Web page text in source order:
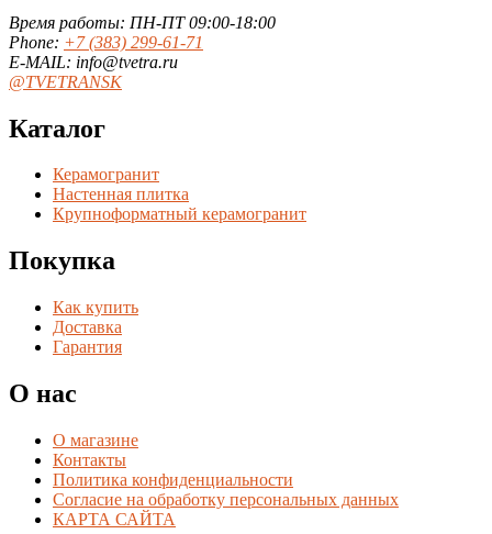
Время работы: ПН-ПТ 09:00-18:00
Phone: +7 (383) 299-61-71
E-MAIL: info@tvetra.ru
@TVETRANSK
Каталог
Керамогранит
Настенная плитка
Крупноформатный керамогранит
Покупка
Как купить
Доставка
Гарантия
О нас
О магазине
Контакты
Политика конфиденциальности
Согласие на обработку персональных данных
КАРТА САЙТА